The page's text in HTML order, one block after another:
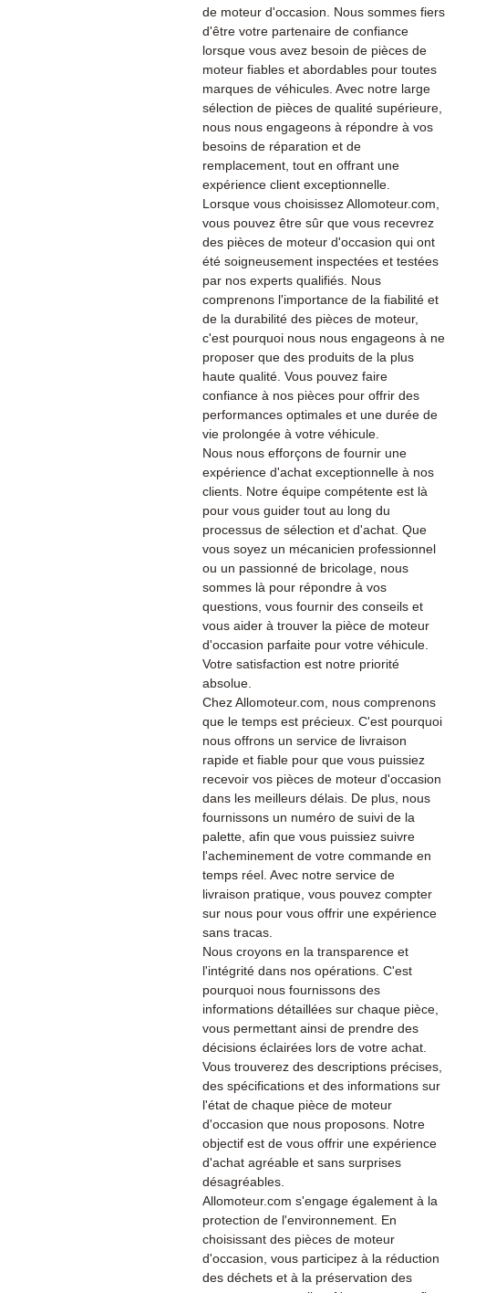
de moteur d'occasion. Nous sommes fiers
d'être votre partenaire de confiance
lorsque vous avez besoin de pièces de
moteur fiables et abordables pour toutes
marques de véhicules. Avec notre large
sélection de pièces de qualité supérieure,
nous nous engageons à répondre à vos
besoins de réparation et de
remplacement, tout en offrant une
expérience client exceptionnelle.
Lorsque vous choisissez Allomoteur.com,
vous pouvez être sûr que vous recevrez
des pièces de moteur d'occasion qui ont
été soigneusement inspectées et testées
par nos experts qualifiés. Nous
comprenons l'importance de la fiabilité et
de la durabilité des pièces de moteur,
c'est pourquoi nous nous engageons à ne
proposer que des produits de la plus
haute qualité. Vous pouvez faire
confiance à nos pièces pour offrir des
performances optimales et une durée de
vie prolongée à votre véhicule.
Nous nous efforçons de fournir une
expérience d'achat exceptionnelle à nos
clients. Notre équipe compétente est là
pour vous guider tout au long du
processus de sélection et d'achat. Que
vous soyez un mécanicien professionnel
ou un passionné de bricolage, nous
sommes là pour répondre à vos
questions, vous fournir des conseils et
vous aider à trouver la pièce de moteur
d'occasion parfaite pour votre véhicule.
Votre satisfaction est notre priorité
absolue.
Chez Allomoteur.com, nous comprenons
que le temps est précieux. C'est pourquoi
nous offrons un service de livraison
rapide et fiable pour que vous puissiez
recevoir vos pièces de moteur d'occasion
dans les meilleurs délais. De plus, nous
fournissons un numéro de suivi de la
palette, afin que vous puissiez suivre
l'acheminement de votre commande en
temps réel. Avec notre service de
livraison pratique, vous pouvez compter
sur nous pour vous offrir une expérience
sans tracas.
Nous croyons en la transparence et
l'intégrité dans nos opérations. C'est
pourquoi nous fournissons des
informations détaillées sur chaque pièce,
vous permettant ainsi de prendre des
décisions éclairées lors de votre achat.
Vous trouverez des descriptions précises,
des spécifications et des informations sur
l'état de chaque pièce de moteur
d'occasion que nous proposons. Notre
objectif est de vous offrir une expérience
d'achat agréable et sans surprises
désagréables.
Allomoteur.com s'engage également à la
protection de l'environnement. En
choisissant des pièces de moteur
d'occasion, vous participez à la réduction
des déchets et à la préservation des